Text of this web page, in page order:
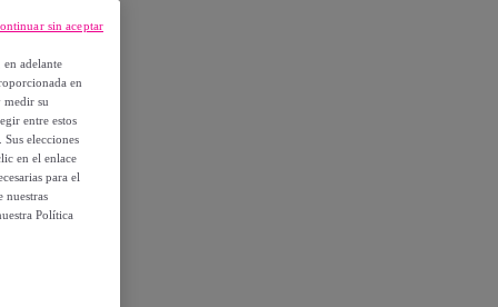
adelante
en
medir su
entre estos
elecciones
en el enlace
para el
nuestras
Política
sin aceptar